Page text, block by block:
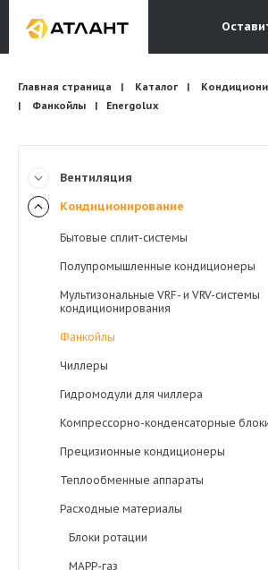
Электронная почта
info@atlantcompany.ru
Бесплатный
Бренды
Каталоги
Бланки запросов
Главная страница Каталог
Фанкойлы
Energolux
Вентиляция
Кондиционирование
Бытовые сплит-системы
Полупромышленные кондиционеры
Мультизональные VRF- и VRV-системы
кондиционирования
Фанкойлы
Чиллеры
Гидромодули для чиллера
Компрессорно-конденсаторные
Прецизионные кондиционеры
Теплообменные аппараты
Расходные материалы
Блоки ротации
MAPP-газ